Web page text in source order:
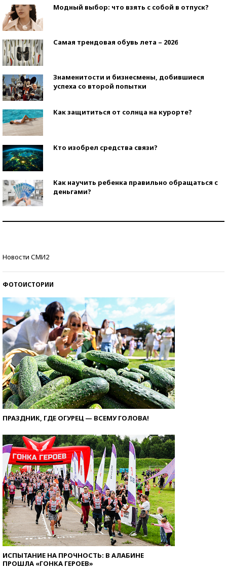
Модный выбор: что взять с собой в отпуск?
Самая трендовая обувь лета – 2026
Знаменитости и бизнесмены, добившиеся
успеха со второй попытки
Как защититься от солнца на курорте?
Кто изобрел средства связи?
Как научить ребенка правильно обращаться с
деньгами?
Новости СМИ2
ФОТОИСТОРИИ
ПРАЗДНИК, ГДЕ ОГУРЕЦ — ВСЕМУ ГОЛОВА!
ИСПЫТАНИЕ НА ПРОЧНОСТЬ: В АЛАБИНЕ
ПРОШЛА «ГОНКА ГЕРОЕВ»